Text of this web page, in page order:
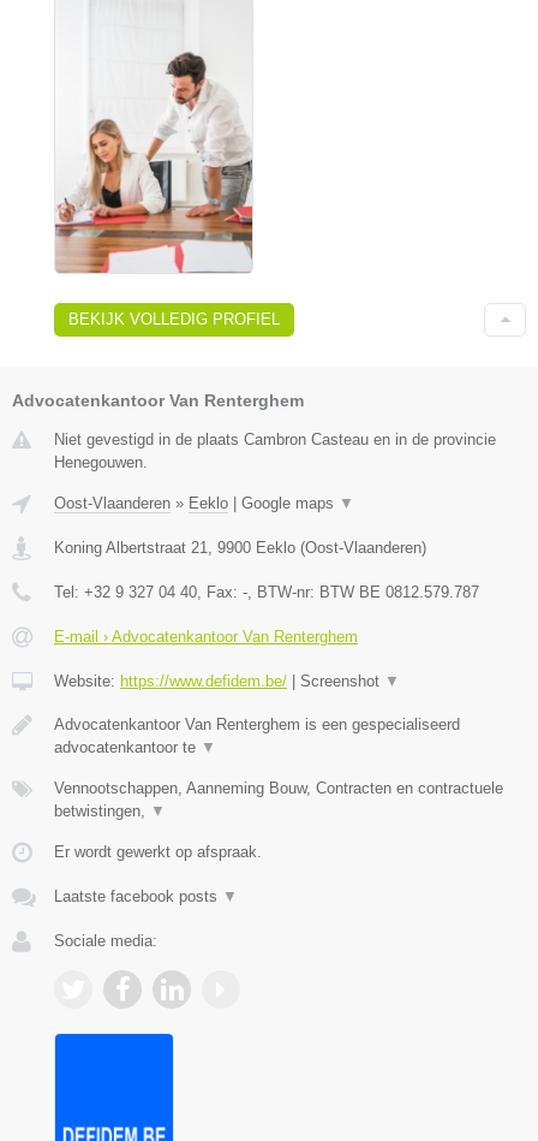
BEKIJK VOLLEDIG PROFIEL
Advocatenkantoor Van Renterghem
Niet gevestigd in de plaats Cambron Casteau en in de provincie
Henegouwen.
Oost-Vlaanderen » Eeklo Google maps ▼
Koning Albertstraat 21 9900 Eeklo (Oost-Vlaanderen)
Tel: +32 9 327 04 40 , Fax: - , BTW-nr: BTW BE 0812.579.787
E-mail › Advocatenkantoor Van Renterghem
Website: https://www.defidem.be/ Screenshot ▼
Advocatenkantoor Van Renterghem is een gespecialiseerd
advocatenkantoor te ▼
Vennootschappen, Aanneming Bouw, Contracten en contractuele
betwistingen,
▼
Er wordt gewerkt op afspraak.
Laatste facebook posts ▼
Sociale media: